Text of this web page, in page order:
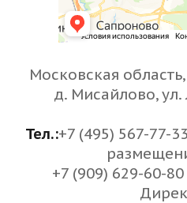
Московская
д. Мисайлово, ул.
Тел.:+7 (495) 567-77-
+7 (909) 629-60-